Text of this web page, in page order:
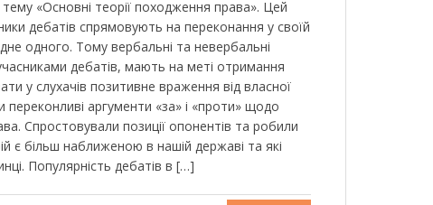
тему «Основні теорії походження права». Цей
дебатів спрямовують на переконання у своїй
одного. Тому вербальні та невербальні
дебатів, мають на меті отримання
у слухачів позитивне враження від власної
аргументи «за» і «проти» щодо
Спростовували позиції опонентів та робили
є більш наближеною в нашій державі та які
Популярність дебатів в […]